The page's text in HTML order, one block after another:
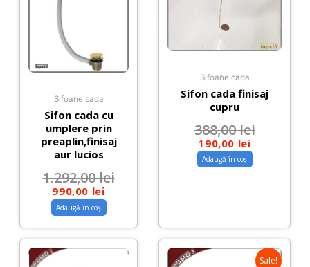
Sifoane cada
Sifon cada cu
umplere prin
preaplin,finisaj
aur lucios
1.292,00lei
990,00 lei
Adaugă în coș
Sifoane cada
Sifon cada finisaj
cupru
388,00lei
190,00 lei
Adaugă în coș
Sale!